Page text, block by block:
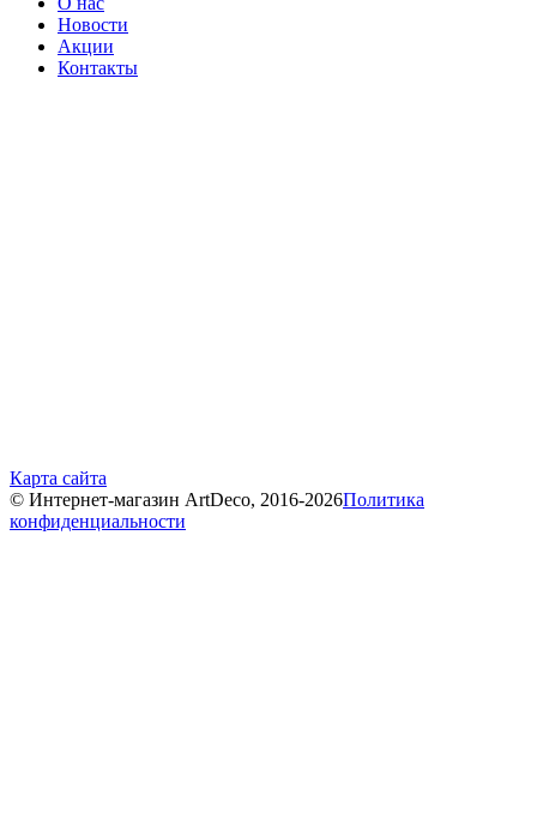
Новости
Акции
Контакты
Карта сайта
© Интернет-магазин ArtDeco, 2016-2026Политика
конфиденциальности